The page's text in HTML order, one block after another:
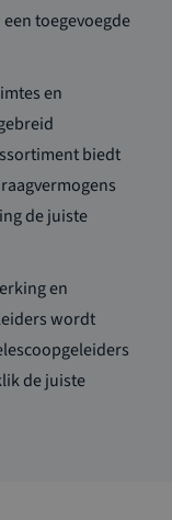
toegevoegde
en
biedt
de juiste
en
wordt
de juiste